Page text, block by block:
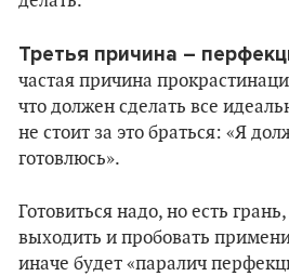
Третья причина –
частая причина
что должен сделать все
не стоит за это браться: «Я
готовлюсь».
Готовиться надо, но есть
выходить и пробовать
иначе будет «паралич